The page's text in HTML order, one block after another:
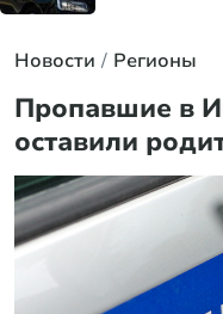
Новости Регионы
Пропавшие в
оставили